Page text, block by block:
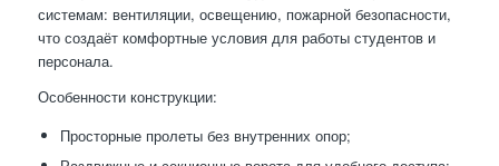
системам: вентиляции, освещению, пожарной безопасности,
что создаёт комфортные условия для работы студентов и
персонала.
Особенности конструкции:
Просторные пролеты без внутренних опор;